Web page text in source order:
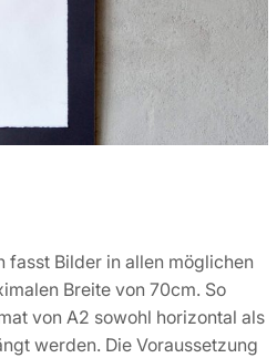
fasst Bilder in allen möglichen
Breite von 70cm. So
von A2 sowohl horizontal als
werden. Die Voraussetzung